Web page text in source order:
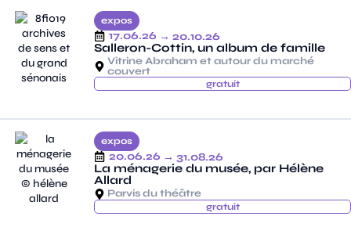
expos
17.06.26 → 20.10.26
Salleron-Cottin, un album de famille
Vitrine Abraham et autour du marché
couvert
gratuit
expos
20.06.26 → 31.08.26
La ménagerie du musée, par Hélène
Allard
Parvis du théâtre
gratuit